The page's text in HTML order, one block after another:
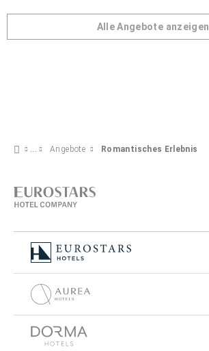
Alle Angebote anzeigen
Angebote Romantisches Erlebnis